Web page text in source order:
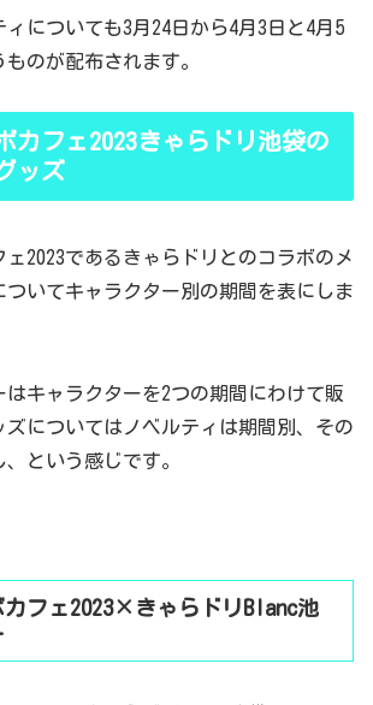
ィについても3月24日から4月3日と4月5
のが配布されます。
カフェ2023きゃらドリ池袋の
ッズ
2023であるきゃらドリとのコラボのメ
ついてキャラクター別の期間を表にしま
はキャラクターを2つの期間にわけて販
ズについてはノベルティは期間別、その
という感じです。
カフェ2023×きゃらドリBlanc池